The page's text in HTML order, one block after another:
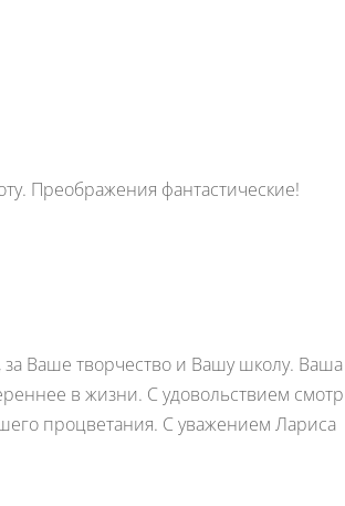
Преображения фантастические!
Ваше творчество и Вашу школу. Ваша
в жизни. С удовольствием
процветания. С уважением Лариса